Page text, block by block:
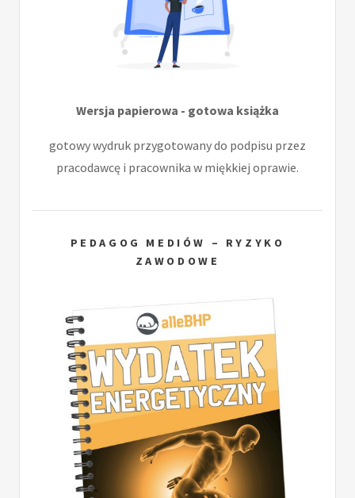
Wersja papierowa - gotowa książka
gotowy wydruk przygotowany do podpisu przez
pracodawcę i pracownika w miękkiej oprawie.
PEDAGOG MEDIÓW – RYZYKO
ZAWODOWE